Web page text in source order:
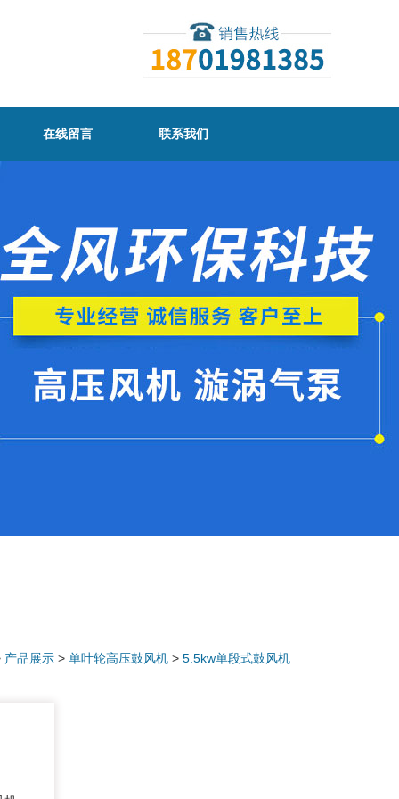
在线留言 联系我们
产品展示 > 单叶轮高压鼓风机 > 5.5kw单段式鼓风机